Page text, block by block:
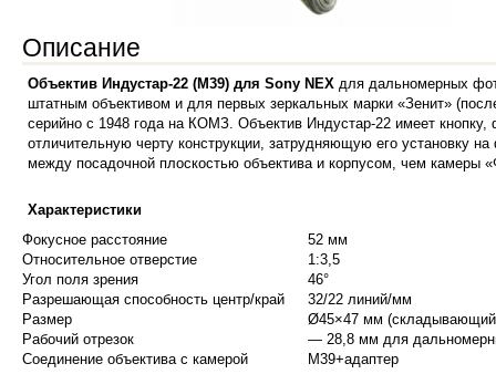
Описание
Объектив Индустар-22 (M39) для Sony NEX для дальномерных
штатным объективом и для первых зеркальных марки «Зенит»
серийно с 1948 года на КОМЗ. Объектив Индустар-22 имеет
отличительную черту конструкции, затрудняющую его установку
между посадочной плоскостью объектива и корпусом, чем камеры
Характеристики
Фокусное расстояние
52 мм
Относительное отверстие
1:3,5
Угол поля зрения
46°
Разрешающая способность центр/край
32/22 линий/мм
Размер
Ø45×47 мм
Рабочий отрезок
— 28,8 мм для
Соединение объектива с камерой
M39+адаптер